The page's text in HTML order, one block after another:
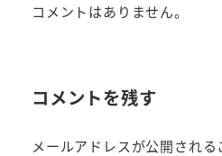
コメントはありません。
コメントを残す
メールアドレスが公開される